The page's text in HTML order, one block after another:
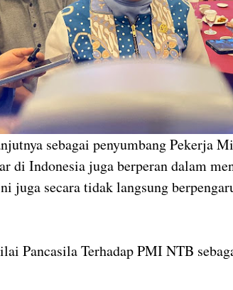
sebagai penyumbang Pekerja
di Indonesia juga berperan dalam
juga secara tidak langsung
Pancasila Terhadap PMI NTB